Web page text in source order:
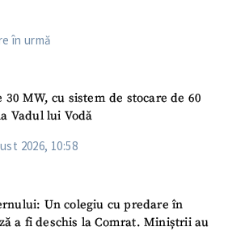
în urmă
MW, cu sistem de stocare de 60
Vadul lui Vodă
2026, 10:58
Un colegiu cu predare în
a fi deschis la Comrat. Miniștrii au